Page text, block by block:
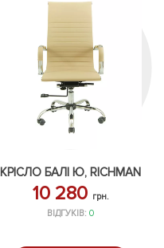
КРІСЛО БАЛІ Ю, RICHMAN
10 280 грн.
ВІДГУКІВ:0